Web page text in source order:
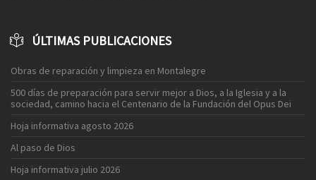
ÚLTIMAS PUBLICACIONES
Obras de reparación y limpieza en Montalegre
500 días de preparación para servir mejor a Dios, a la Iglesia y a la
sociedad, camino hacia el Centenario de la Fundación del Opus Dei
Hoja informativa agosto 2026
Al paso de Dios
Hoja informativa julio 2026